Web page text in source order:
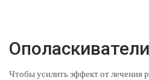
Чтобы усилить эффект от лечения